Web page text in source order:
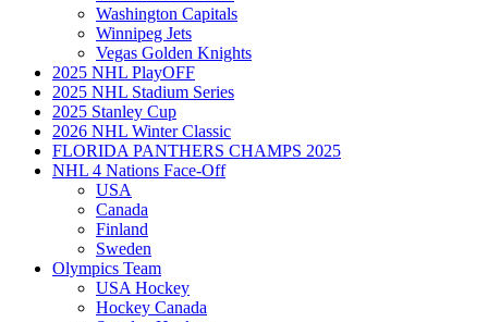
Washington Capitals
Winnipeg Jets
Vegas Golden Knights
2025 NHL PlayOFF
2025 NHL Stadium Series
2025 Stanley Cup
2026 NHL Winter Classic
FLORIDA PANTHERS CHAMPS 2025
NHL 4 Nations Face-Off
USA
Canada
Finland
Sweden
Olympics Team
USA Hockey
Hockey Canada